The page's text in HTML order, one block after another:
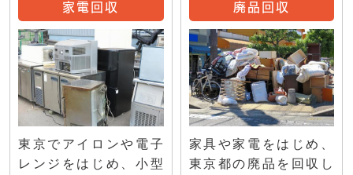
家電回収
東京でアイロンや電子
レンジをはじめ、小型
廃品回収
家具や家電をはじめ、
東京都の廃品を回収し